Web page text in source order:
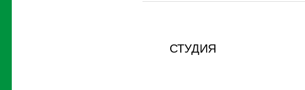
СТУДИЯ